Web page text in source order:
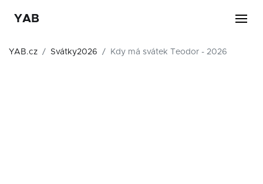
YAB
YAB.cz Svátky2026 Kdy má svátek Teodor - 2026